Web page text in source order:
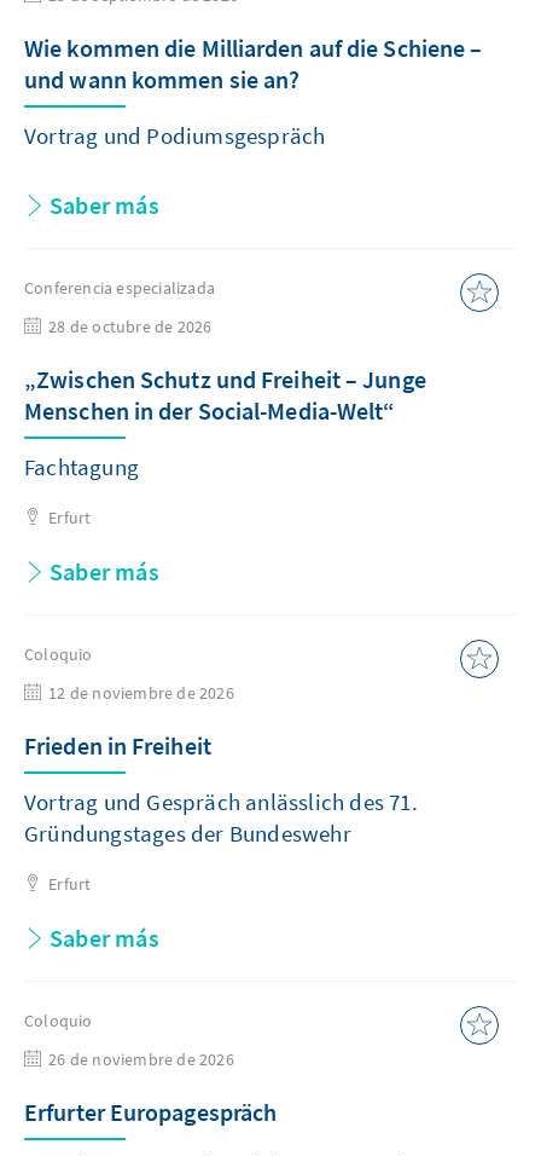
Wie kommen die Milliarden auf die Schiene –
und wann kommen sie an?
Vortrag und Podiumsgespräch
Saber más
Conferencia especializada
28 de octubre de 2026
„Zwischen Schutz und Freiheit – Junge
Menschen in der Social-Media-Welt“
Fachtagung
Erfurt
Saber más
Coloquio
12 de noviembre de 2026
Frieden in Freiheit
Vortrag und Gespräch anlässlich des 71.
Gründungstages der Bundeswehr
Erfurt
Saber más
Coloquio
26 de noviembre de 2026
Erfurter Europagespräch